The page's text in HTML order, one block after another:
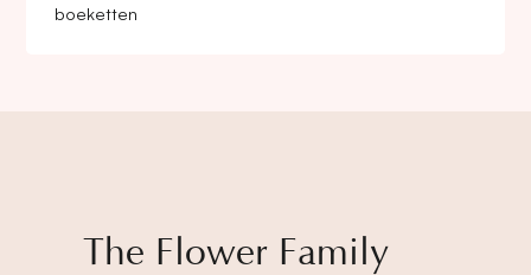
boeketten
The Flower Family